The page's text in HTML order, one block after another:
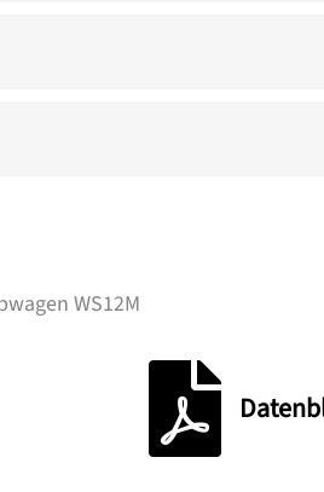
WS12M
Datenblatt Elektro